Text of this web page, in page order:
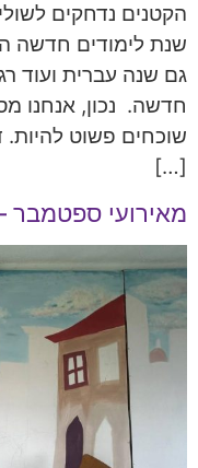
הקטנים נדחקים
שנת לימודים חדשה
גם שנה עברית ועוד
חדשה. נכון, אנחנו
שוכחים פשוט להיות.
[…]
מאירועי ספטמבר –